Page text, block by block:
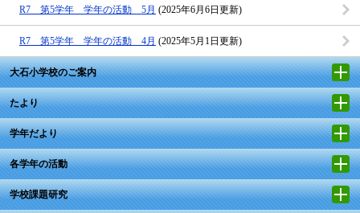
R7 第5学年 学年の活動 5月 (2025年6月6日更新)
R7 第5学年 学年の活動 4月 (2025年5月1日更新)
大石小学校のご案内
たより
学年だより
各学年の活動
学校課題研究